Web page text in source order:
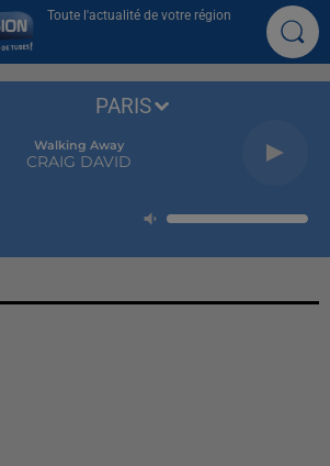
Toute l'actualité de votre région
Walking Away
CRAIG DAVID
PARIS